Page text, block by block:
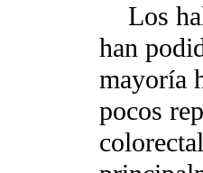
Los
han
mayoría
pocos